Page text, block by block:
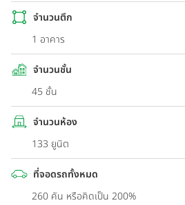
จำนวนตึก
1 อาคาร
จำนวนชั้น
45 ชั้น
จำนวนห้อง
133 ยูนิต
ที่จอดรถทั้งหมด
260 คัน หรือคิดเป็น 200%